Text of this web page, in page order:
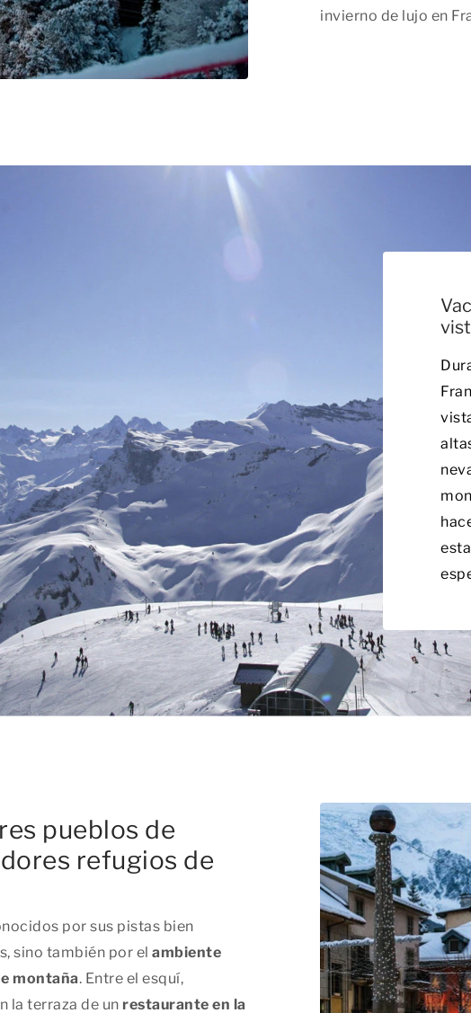
invierno de lujo en
pueblos de
refugios de
por sus pistas bien
sino también por el ambiente
montaña. Entre el esquí,
la terraza de un restaurante en la